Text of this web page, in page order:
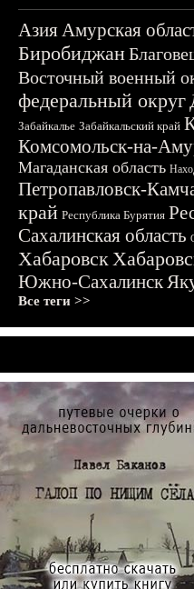
АзияАмурская
Биробиджан
Восточный военный
федеральный округ
Забайкалье Забайкальский край
Комсомольск-на-
Магаданская область
Петропавловск-
край Республика Бурятия
Сахалинская область
Хабаровск
Южно-Сахалинск
Все теги >>